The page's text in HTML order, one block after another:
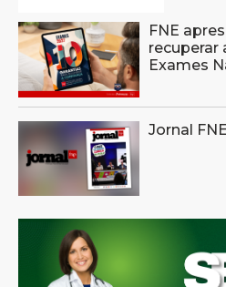
FNE
recuperar
Exames
Jornal